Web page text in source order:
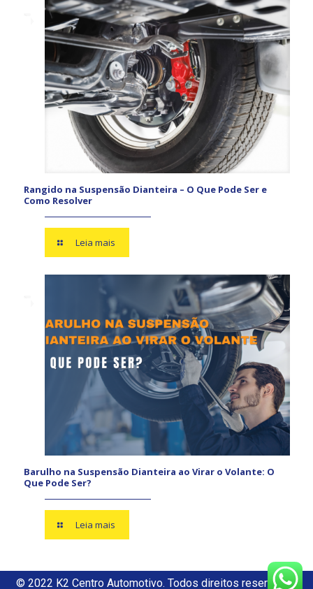
Rangido na Suspensão Dianteira – O Que Pode Ser e
Como Resolver
Leia mais
Barulho na Suspensão Dianteira ao Virar o Volante: O
Que Pode Ser?
Leia mais
© 2022 K2 Centro Automotivo. Todos direitos reservados